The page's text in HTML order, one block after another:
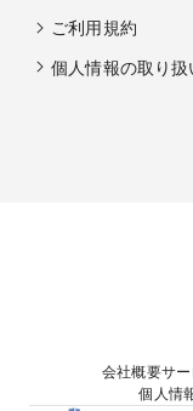
ご利用規約
個人情報の取り扱
会社概要サ
個人情